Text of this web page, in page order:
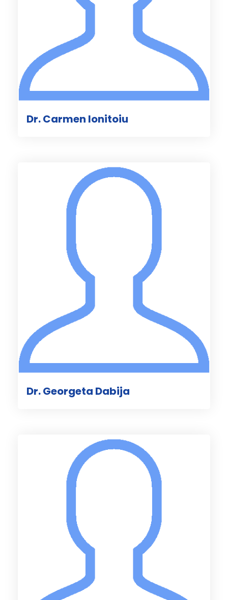
Dr. Carmen Ionitoiu
Dr. Georgeta Dabija